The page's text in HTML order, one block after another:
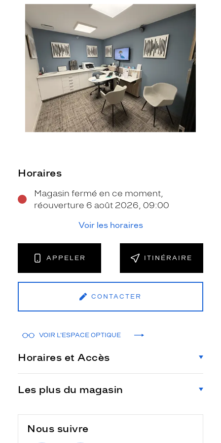
Horaires
Magasin fermé en ce moment,
réouverture 6 août 2026, 09:00
Voir les horaires
APPELER ITINÉRAIRE
CONTACTER
VOIR L'ESPACE OPTIQUE
Horaires et Accès
Les plus du magasin
Nous suivre